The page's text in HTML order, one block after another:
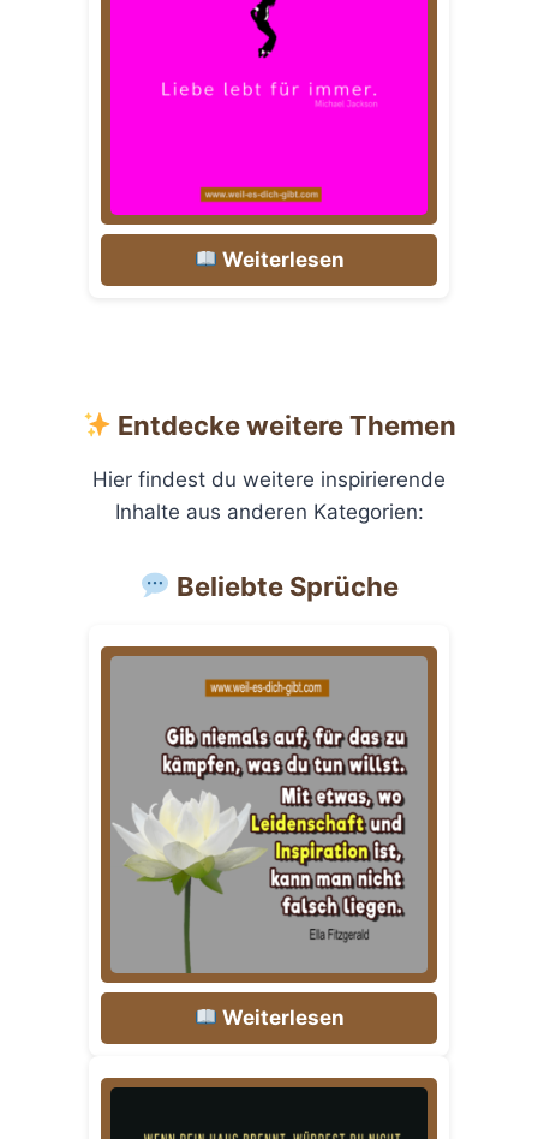
Weiterlesen
Entdecke weitere Themen
Hier findest du weitere inspirierende
Inhalte aus anderen Kategorien:
Beliebte Sprüche
Weiterlesen